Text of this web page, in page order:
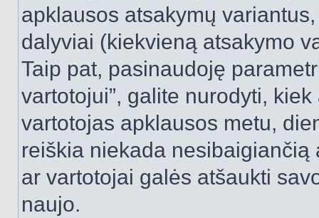
apklausos atsakymų
dalyviai (kiekvieną atsakymo
Taip pat, pasinaudoję
vartotojui”, galite nurodyti,
vartotojas apklausos metu,
reiškia niekada
ar vartotojai galės atšaukti
naujo.